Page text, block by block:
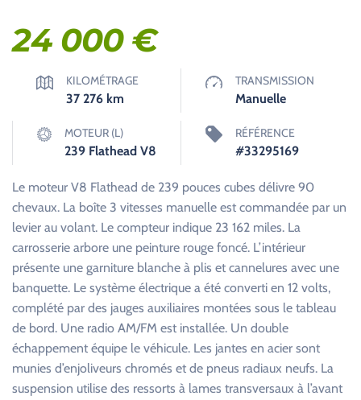
24 000€
KILOMÉTRAGE
37 276 km
TRANSMISSION
Manuelle
MOTEUR (L)
239 Flathead V8
RÉFÉRENCE
#33295169
Le moteur V8 Flathead de 239 pouces cubes délivre 90
chevaux. La boîte 3 vitesses manuelle est commandée par un
levier au volant. Le compteur indique 23 162 miles. La
carrosserie arbore une peinture rouge foncé. L’intérieur
présente une garniture blanche à plis et cannelures avec une
banquette. Le système électrique a été converti en 12 volts,
complété par des jauges auxiliaires montées sous le tableau
de bord. Une radio AM/FM est installée. Un double
échappement équipe le véhicule. Les jantes en acier sont
munies d’enjoliveurs chromés et de pneus radiaux neufs. La
suspension utilise des ressorts à lames transversaux à l’avant